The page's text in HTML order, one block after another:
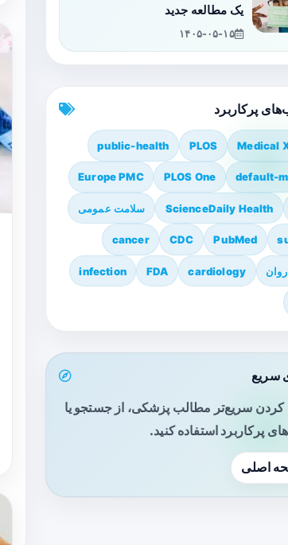
یک مطالعه جدید
۱۴۰۵-۰۵-۱۵
پرکاربرد
Medical
PLOS
public-health
default-
PLOS One
Europe PMC
ScienceDaily Health سلامت عمومی
PubMed
CDC
cancer
cardiology
FDA
infection
سریع
کردن سریع‌تر مطالب پزشکی، از جستجو یا
پرکاربرد استفاده کنید.
اصلی